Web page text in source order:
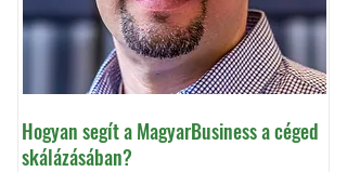
Hogyan segít a MagyarBusiness a céged
skálázásában?